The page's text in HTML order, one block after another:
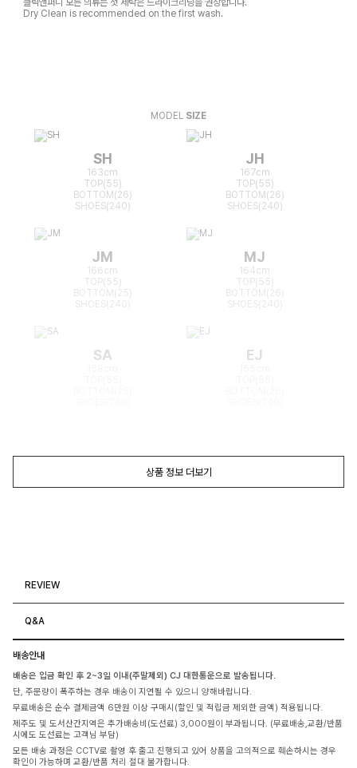
Dry Clean is recommended on the first wash.
MODEL SIZE
SH
163cm
TOP(55)
BOTTOM(26)
SHOES(240)
JH
167cm
TOP(55)
BOTTOM(26)
SHOES(240)
JM
166cm
TOP(55)
BOTTOM(25)
MJ
164cm
TOP(55)
BOTTOM(26)
SA EJ
상품 정보 더보기
REVIEW
Q&A
배송안내
배송은 입금 확인 후 2~3일 이내(주말제외) CJ 대한통운으로 발송됩니다.
단, 주문량이 폭주하는 경우 배송이 지연될 수 있으니 양해바랍니다.
무료배송은 순수 결제금액 6만원 이상 구매시(할인 및 적립금 제외한 금액) 적용됩니다.
제주도 및 도서산간지역은 추가배송비(도선료) 3,000원이 부과됩니다. (무료배송,교환/반품
시에도 도선료는 고객님 부담)
모든 배송 과정은 CCTV로 촬영 후 출고 진행되고 있어 상품을 고의적으로 훼손하시는 경우
확인이 가능하며 교환/반품 처리 절대 불가합니다.